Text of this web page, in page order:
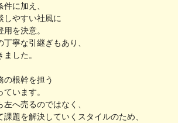
に加え、
しやすい社風に
を決意。
寧な引継ぎもあり、
した。
の根幹を担う
います。
へ売るのではなく、
課題を解決していくスタイルのため、